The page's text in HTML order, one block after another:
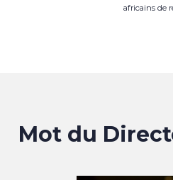
africains de
Mot du